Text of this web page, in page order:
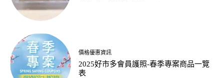
價格優惠資訊
2025好市多會員護照-春季專案商品一覽
表